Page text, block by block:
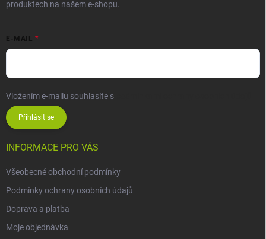
produktech na našem e-shopu.
E-MAIL
Vložením e-mailu souhlasíte s
Přihlásit se
INFORMACE PRO VÁS
Všeobecné obchodní podmínky
Podmínky ochrany osobních údajů
Doprava a platba
Moje objednávka